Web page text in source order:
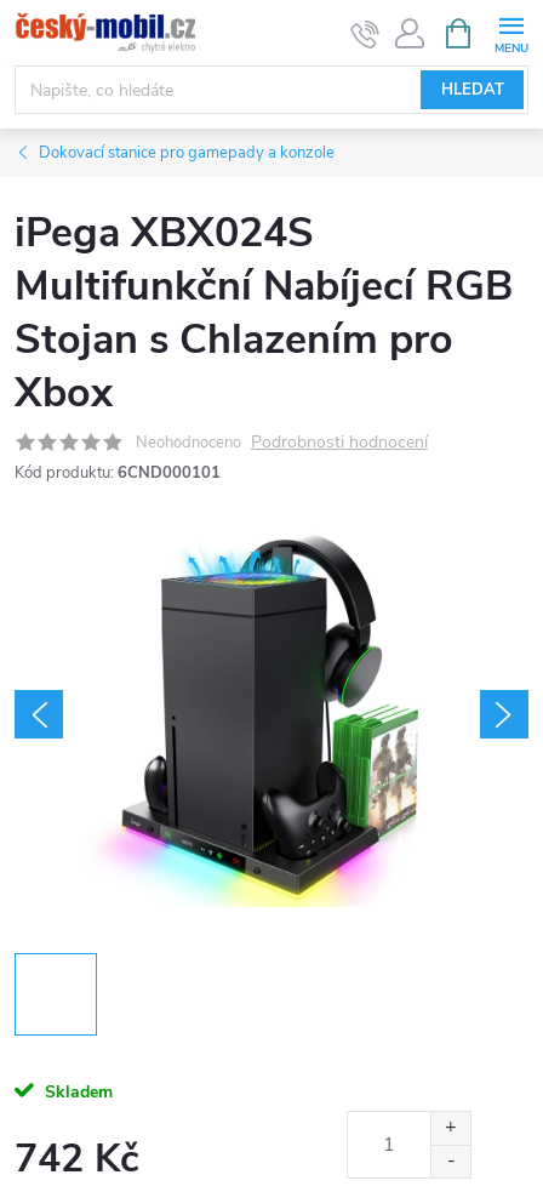
Přejít
na
obsah
HLEDAT
NÁKUPNÍ
KOŠÍK
Dokovací stanice pro gamepady a konzole
iPega XBX024S
Multifunkční Nabíjecí RGB
Stojan s Chlazením pro
Xbox
Neohodnoceno Podrobnosti hodnocení
Kód produktu: 6CND000101
Skladem
742 Kč